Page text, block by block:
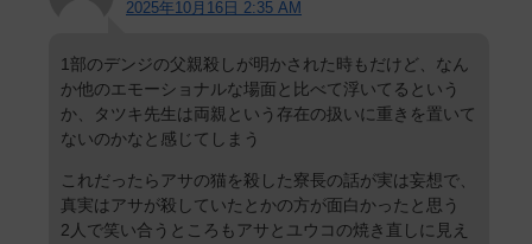
2025年10月16日 2:35 AM
1部のデンジの父親殺しが明かされた時もだけど、なん
か他のエモーショナルな場面と比べて浮いてるという
か、タツキ先生は両親という存在の扱いに重きを置いて
ないのかなと感じてしまう
これだったらアサの猫を殺した寮長の話が実は妄想で、
真実はアサが殺していたとかの方が面白かったと思う
2人で笑い合うところもアサとユウコの焼き直しに見え